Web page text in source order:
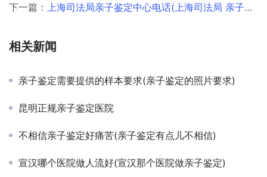
下一篇：
上海司法局亲子鉴定中心电话(上海司法局 亲子鉴定)
相关新闻
亲子鉴定需要提供的样本要求(亲子鉴定的照片要求)
昆明正规亲子鉴定医院
不相信亲子鉴定好痛苦(亲子鉴定有点儿不相信)
宣汉哪个医院做人流好(宣汉那个医院做亲子鉴定)